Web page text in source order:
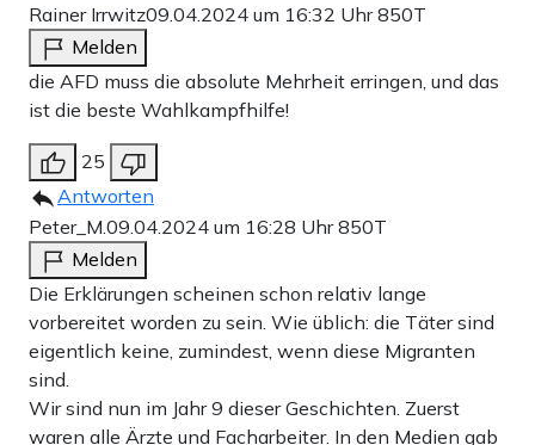
Rainer Irrwitz09.04.2024 um 16:32 Uhr850T
Melden
die AFD muss die absolute Mehrheit erringen, und das
ist die beste Wahlkampfhilfe!
25
Antworten
Peter_M. 09.04.2024 um 16:28 Uhr850T
Melden
Die Erklärungen scheinen schon relativ lange
vorbereitet worden zu sein. Wie üblich: die Täter sind
eigentlich keine, zumindest, wenn diese Migranten
sind.
Wir sind nun im Jahr 9 dieser Geschichten. Zuerst
waren alle Ärzte und Facharbeiter. In den Medien gab